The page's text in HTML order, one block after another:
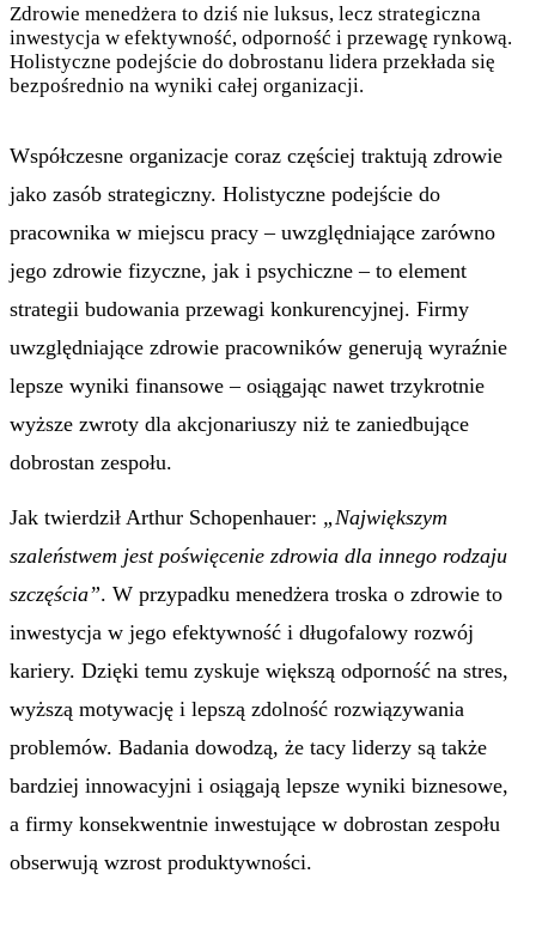
Zdrowie menedżera to dziś nie luksus, lecz strategiczna
inwestycja w efektywność, odporność i przewagę rynkową.
Holistyczne podejście do dobrostanu lidera przekłada się
bezpośrednio na wyniki całej organizacji.
Współczesne organizacje coraz częściej traktują zdrowie
jako zasób strategiczny. Holistyczne podejście do
pracownika w miejscu pracy – uwzględniające zarówno
jego zdrowie fizyczne, jak i psychiczne – to element
strategii budowania przewagi konkurencyjnej. Firmy
uwzględniające zdrowie pracowników generują wyraźnie
lepsze wyniki finansowe – osiągając nawet trzykrotnie
wyższe zwroty dla akcjonariuszy niż te zaniedbujące
dobrostan zespołu.
Jak twierdził Arthur Schopenhauer: „Największym
szaleństwem jest poświęcenie zdrowia dla innego rodzaju
szczęścia”. W przypadku menedżera troska o zdrowie to
inwestycja w jego efektywność i długofalowy rozwój
kariery. Dzięki temu zyskuje większą odporność na stres,
wyższą motywację i lepszą zdolność rozwiązywania
problemów. Badania dowodzą, że tacy liderzy są także
bardziej innowacyjni i osiągają lepsze wyniki biznesowe,
a firmy konsekwentnie inwestujące w dobrostan zespołu
obserwują wzrost produktywności.